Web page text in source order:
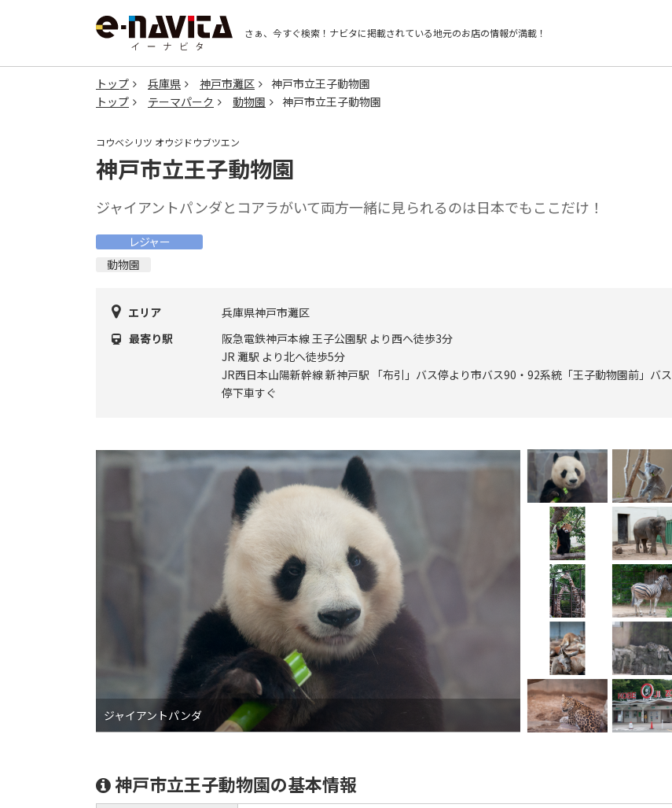
さぁ、今すぐ検索！ ナビタに掲載されている地元のお店の情報が満載！
トップ 兵庫県 神戸市灘区
神戸市立王子動物園
トップ
テーマパーク 動物園 神戸市立王子動物園
コウベシリツ オウジドウブツエン
神戸市立王子動物園
ジャイアントパンダとコアラがいて両方一緒に見られるのは日本でもここだけ！
レジャー
動物園
エリア
兵庫県神戸市灘区
最寄り駅
阪急電鉄神戸本線 王子公園駅 より西へ徒歩3分
JR 灘駅 より北へ徒歩5分
JR西日本山陽新幹線 新神戸駅 「布引」バス停より市バス90・92系統「王子動物園前」バス
停下車すぐ
ジャイアントパンダ
神戸市立王子動物園の基本情報